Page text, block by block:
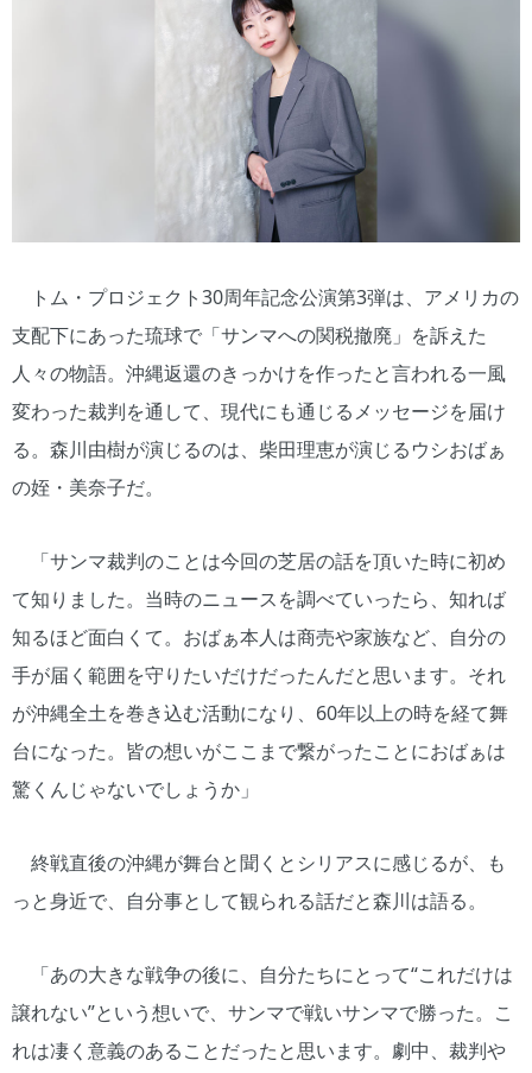
トム・プロジェクト30周年記念公演第3弾は、アメリカの
支配下にあった琉球で「サンマへの関税撤廃」を訴えた
人々の物語。沖縄返還のきっかけを作ったと言われる一風
変わった裁判を通して、現代にも通じるメッセージを届け
る。森川由樹が演じるのは、柴田理恵が演じるウシおばぁ
の姪・美奈子だ。
「サンマ裁判のことは今回の芝居の話を頂いた時に初め
て知りました。当時のニュースを調べていったら、知れば
知るほど面白くて。おばぁ本人は商売や家族など、自分の
手が届く範囲を守りたいだけだったんだと思います。それ
が沖縄全土を巻き込む活動になり、60年以上の時を経て舞
台になった。皆の想いがここまで繋がったことにおばぁは
驚くんじゃないでしょうか」
終戦直後の沖縄が舞台と聞くとシリアスに感じるが、も
っと身近で、自分事として観られる話だと森川は語る。
「あの大きな戦争の後に、自分たちにとって“これだけは
譲れない”という想いで、サンマで戦いサンマで勝った。こ
れは凄く意義のあることだったと思います。劇中、裁判や